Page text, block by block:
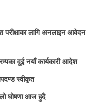
परीक्षाका लागि अनलाइन आवेदन
दुई नयाँ कार्यकारी आदेश
स्वीकृत
घोषणा आज हुदै